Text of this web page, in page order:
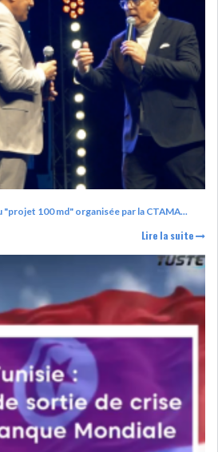
L’ATB RENFORCE SON
ENGAGEMENT AUPRÈS DES...
OFFICE PLAST : UNE LEVÉE DE
FONDS AU SER...
ANIMERA UNE C...
ENNAKL LÈVE 60 MD SUR LE
MARCHÉ OBLIGATA...
RSS
100 md" organisée par la CTAMA...
Lire la suite